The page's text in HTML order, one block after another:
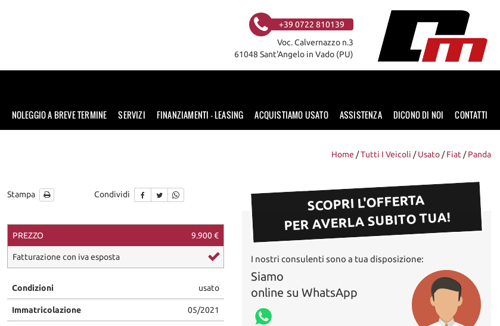
+39 0722 810139
Voc. Calvernazzo n.3
61048 Sant'Angelo in Vado (PU)
NOLEGGIO A BREVE TERMINE SERVIZI FINANZIAMENTI – LEASING ACQUISTIAMO USATO ASSISTENZA DICONO DI NOI CONTATTI
Home /Tutti I Veicoli /Usato /Fiat /Panda
Stampa Condividi
PREZZO 9.900 €
Fatturazione con iva esposta
Condizioni usato
Immatricolazione 05/2021
SCOPRI L'OFFERTA
PER AVERLA SUBITO TUA!
I nostri consulenti sono a tua disposizione:
Siamo
online su WhatsApp